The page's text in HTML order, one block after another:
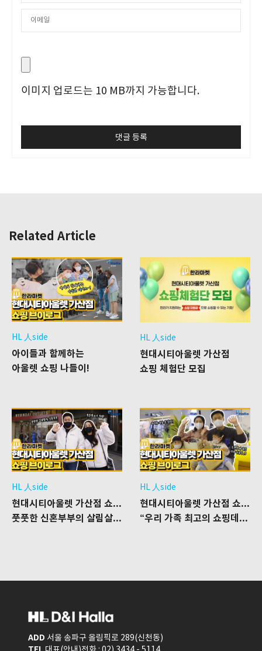
이미지 업로드는 10 MB까지 가능합니다.
Related Article
HL 人side
아이들과 함께하는
아울렛 쇼핑 나들이!
HL 人side
현대시티아울렛 가산점
쇼핑 체험단 모집
HL 人side
현대시티아울렛 가산점 쇼핑 체험기
풋풋한 신혼부부의 살림살이 장만기!
HL 人side
현대시티아울렛 가산점 쇼핑 체험기
“우리 가족 최고의 쇼핑데이!”
ADD 서울 송파구 올림픽로 289(신천동)